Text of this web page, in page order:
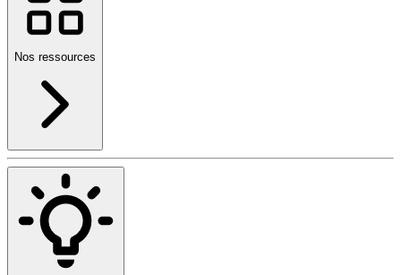
Nos ressources